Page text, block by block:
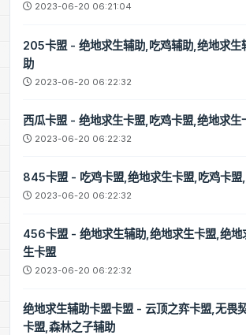
2023-06-20 06:21:04
205卡盟 - 绝地求生辅助,吃鸡辅助,绝地求生
助
2023-06-20 06:22:32
西瓜卡盟 - 绝地求生卡盟,吃鸡卡盟,绝地求生
2023-06-20 06:22:32
845卡盟 - 吃鸡卡盟,绝地求生卡盟,吃鸡卡盟
2023-06-20 06:22:32
456卡盟 - 绝地求生辅助,绝地求生卡盟,绝地
生卡盟
2023-06-20 06:22:32
绝地求生辅助卡盟卡盟 - 云顶之弈卡盟,无畏
卡盟,森林之子辅助